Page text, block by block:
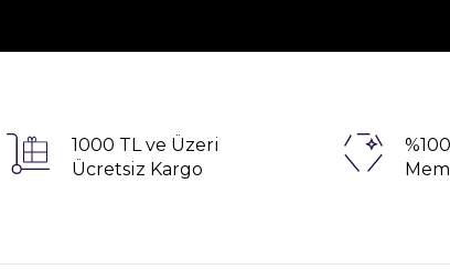
1000 TL ve Üzeri
Ücretsiz Kargo